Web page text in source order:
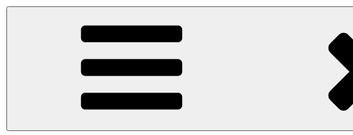
Zum